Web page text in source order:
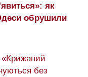
як
обрушили
без